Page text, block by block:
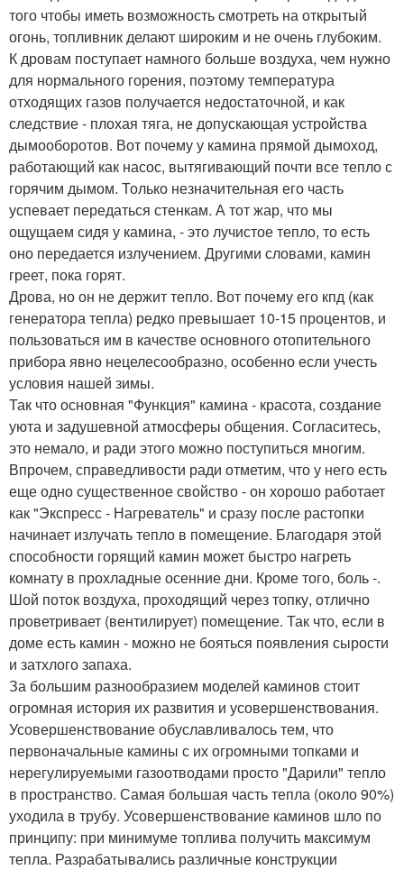
того чтобы иметь возможность смотреть на открытый
огонь, топливник делают широким и не очень глубоким.
К дровам поступает намного больше воздуха, чем нужно
для нормального горения, поэтому температура
отходящих газов получается недостаточной, и как
следствие - плохая тяга, не допускающая устройства
дымооборотов. Вот почему у камина прямой дымоход,
работающий как насос, вытягивающий почти все тепло с
горячим дымом. Только незначительная его часть
успевает передаться стенкам. А тот жар, что мы
ощущаем сидя у камина, - это лучистое тепло, то есть
оно передается излучением. Другими словами, камин
греет, пока горят.
Дрова, но он не держит тепло. Вот почему его кпд (как
генератора тепла) редко превышает 10-15 процентов, и
пользоваться им в качестве основного отопительного
прибора явно нецелесообразно, особенно если учесть
условия нашей зимы.
Так что основная "Функция" камина - красота, создание
уюта и задушевной атмосферы общения. Согласитесь,
это немало, и ради этого можно поступиться многим.
Впрочем, справедливости ради отметим, что у него есть
еще одно существенное свойство - он хорошо работает
как "Экспресс - Нагреватель" и сразу после растопки
начинает излучать тепло в помещение. Благодаря этой
способности горящий камин может быстро нагреть
комнату в прохладные осенние дни. Кроме того, боль -.
Шой поток воздуха, проходящий через топку, отлично
проветривает (вентилирует) помещение. Так что, если в
доме есть камин - можно не бояться появления сырости
и затхлого запаха.
За большим разнообразием моделей каминов стоит
огромная история их развития и усовершенствования.
Усовершенствование обуславливалось тем, что
первоначальные камины с их огромными топками и
нерегулируемыми газоотводами просто "Дарили" тепло
в пространство. Самая большая часть тепла (около 90%)
уходила в трубу. Усовершенствование каминов шло по
принципу: при минимуме топлива получить максимум
тепла. Разрабатывались различные конструкции